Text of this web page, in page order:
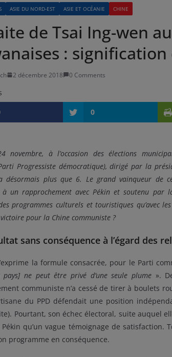
ASIE DU NORD-EST ASIE ET OCÉANIE CHINE
de Tsai Ing-wen
: signification
2 décembre 2018 0 Comments
0
novembre, à l’occasion des élections
Progressiste démocratique), dirigé par la
désormais plus que 6. Le grand vainqueur de
à un rapprochement avec Pékin et soutenu par
programmes culturels et touristiques qu’avec
pour la Chine communiste ?
sans conséquence à l’égard des
la formule consacrée, pour le Parti
ne peut être privé d’une seule plume ».
communiste n’a cessé de tirer à boulets
du PPD défendait une position
. Pourtant, son échec électoral, suite auquel
qu’un vague témoignage de satisfaction.
programme en conséquence.